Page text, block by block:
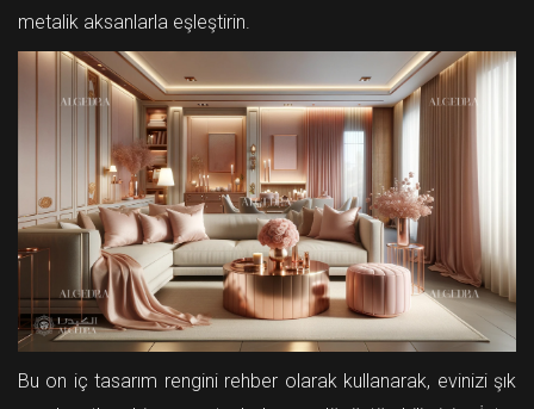
metalik aksanlarla eşleştirin.
Bu on iç tasarım rengini rehber olarak kullanarak, evinizi şık